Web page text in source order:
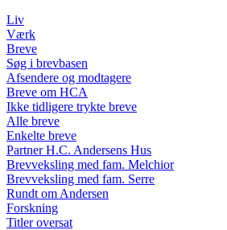
Liv
Værk
Breve
Søg i brevbasen
Afsendere og modtagere
Breve om HCA
Ikke tidligere trykte breve
Alle breve
Enkelte breve
Partner H.C. Andersens Hus
Brevveksling med fam. Melchior
Brevveksling med fam. Serre
Rundt om Andersen
Forskning
Titler oversat